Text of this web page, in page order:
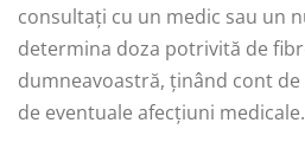
consultați cu un medic sau un
determina doza potrivită de
dumneavoastră, ținând cont
de eventuale afecțiuni medicale.